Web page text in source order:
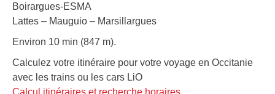
Boirargues-ESMA
Lattes – Mauguio – Marsillargues
Environ 10 min (847 m).
Calculez votre itinéraire pour votre voyage en Occitanie
avec les trains ou les cars LiO
Calcul itinéraires et recherche horaires